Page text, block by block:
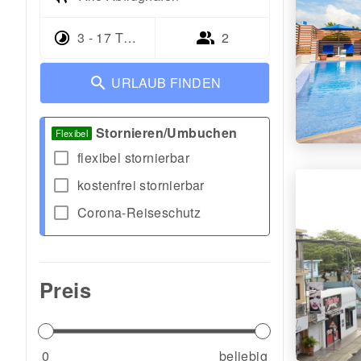
3 - 17 Tage 2
URLAUB FINDEN
Flexibel Stornieren/Umbuchen
check_box_outline_blank flexibel stornierbar
check_box_outline_blank kostenfrei stornierbar
check_box_outline_blank Corona-Reiseschutz
Preis
0 beliebig